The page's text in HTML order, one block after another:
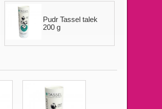
Pudr Tassel talek
200 g